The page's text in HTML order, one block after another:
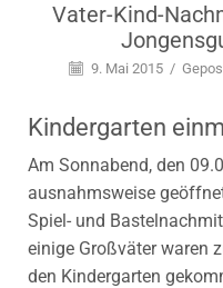
Vater-Kind-
9. Mai 2015 /
Kindergarten
Am Sonnabend, den
ausnahmsweise
Spiel- und
einige Großväter waren
den Kindergarten